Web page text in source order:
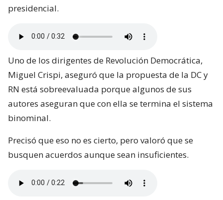
presidencial.
Uno de los dirigentes de Revolución Democrática,
Miguel Crispi, aseguró que la propuesta de la DC y
RN está sobreevaluada porque algunos de sus
autores aseguran que con ella se termina el sistema
binominal.
Precisó que eso no es cierto, pero valoró que se
busquen acuerdos aunque sean insuficientes.